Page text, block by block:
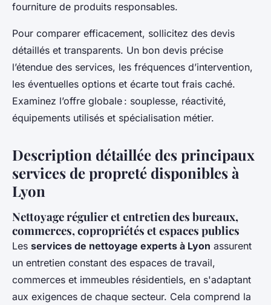
fourniture de produits responsables.
Pour comparer efficacement, sollicitez des devis
détaillés et transparents. Un bon devis précise
l’étendue des services, les fréquences d’intervention,
les éventuelles options et écarte tout frais caché.
Examinez l’offre globale : souplesse, réactivité,
équipements utilisés et spécialisation métier.
Description détaillée des principaux
services de propreté disponibles à
Lyon
Nettoyage régulier et entretien des bureaux,
commerces, copropriétés et espaces publics
Les services de nettoyage experts à Lyon assurent
un entretien constant des espaces de travail,
commerces et immeubles résidentiels, en s'adaptant
aux exigences de chaque secteur. Cela comprend la